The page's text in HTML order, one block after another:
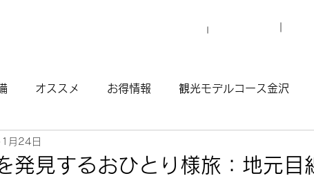
オススメ お得情報 観光モデルコース金沢
観光モデルコース渋谷原宿
発見するおひとり様旅：地元
1月24日